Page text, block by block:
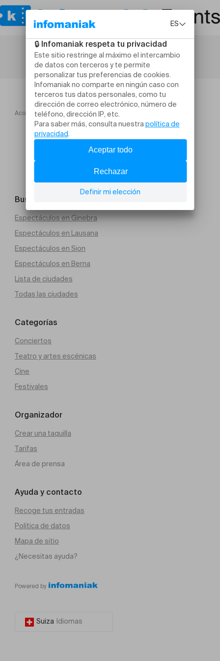
Acogida Contes à rebours
Buscar un evento
Espectáculos en Ginebra
Espectáculos en Lausana
Espectáculos en Sion
Espectáculos en Berna
Lista de ciudades
Todas las ciudades
Categorías
Conciertos
Teatro y artes escénicas
Cine
Festivales
Organizador
Crear una taquilla
Tarifas
Área de prensa
Ayuda y contacto
Recoge tus entradas
Política de datos
Mapa de sitio
¿Necesitas ayuda?
Powered by
Suiza Idiomas